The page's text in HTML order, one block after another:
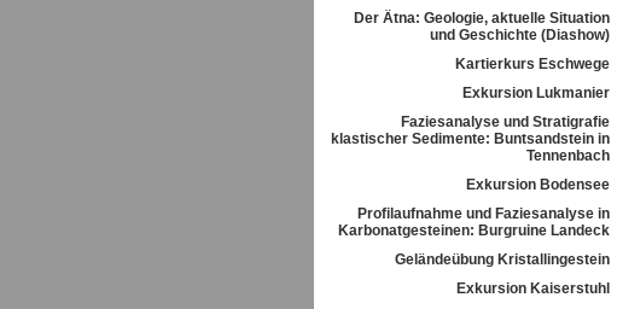
Der Ätna: Geologie, aktuelle Situation
und Geschichte (Diashow)
Kartierkurs Eschwege
Exkursion Lukmanier
Faziesanalyse und Stratigrafie
klastischer Sedimente: Buntsandstein in
Tennenbach
Exkursion Bodensee
Profilaufnahme und Faziesanalyse in
Karbonatgesteinen: Burgruine Landeck
Geländeübung Kristallingestein
Exkursion Kaiserstuhl